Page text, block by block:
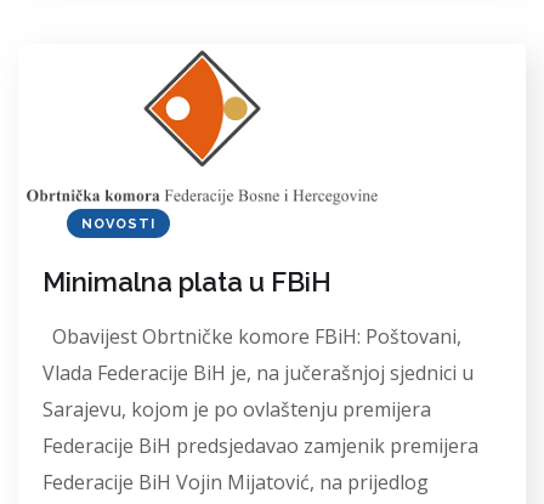
NOVOSTI
Minimalna plata u FBiH
Obavijest Obrtničke komore FBiH: Poštovani,
Vlada Federacije BiH je, na jučerašnjoj sjednici u
Sarajevu, kojom je po ovlaštenju premijera
Federacije BiH predsjedavao zamjenik premijera
Federacije BiH Vojin Mijatović, na prijedlog